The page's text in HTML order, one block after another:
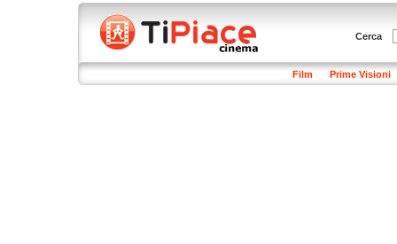
Cerca
Film Prime Visioni